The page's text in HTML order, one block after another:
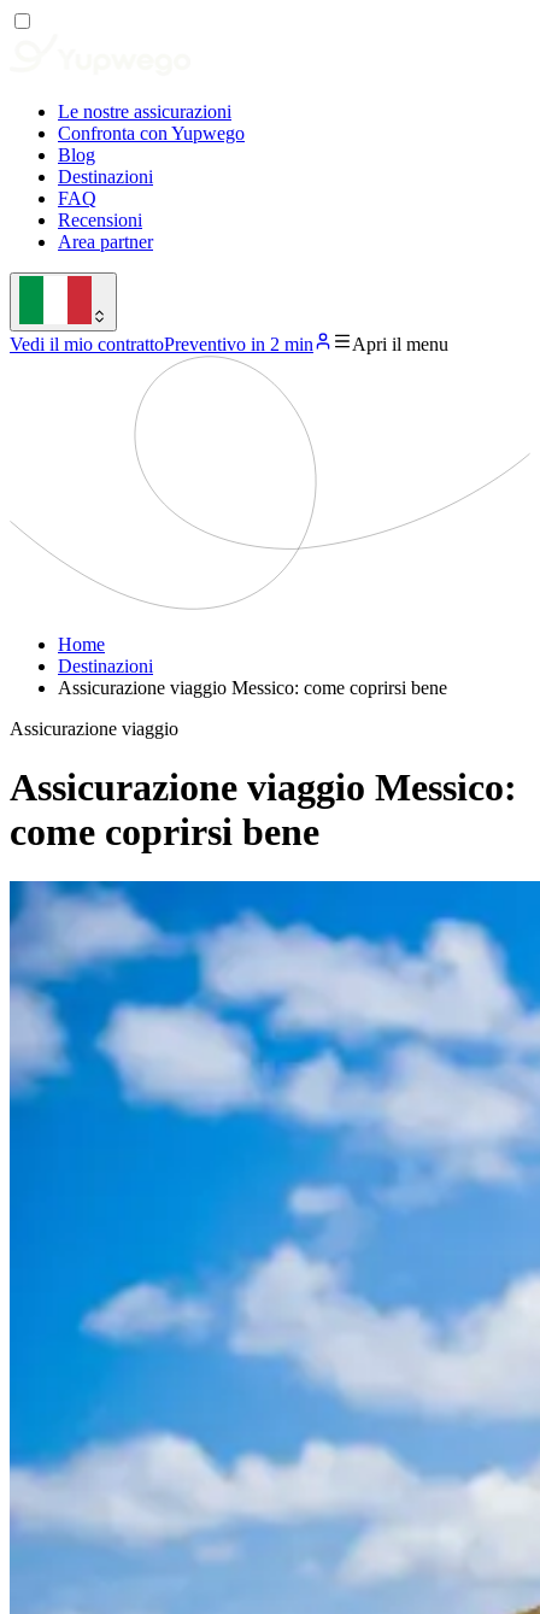
Le nostre assicurazioni
Confronta con Yupwego
Blog
Destinazioni
FAQ
Recensioni
Area partner
Vedi il mio contrattoPreventivo in 2 min Apri il menu
Home
Destinazioni
Assicurazione viaggio Messico: come coprirsi bene
Assicurazione viaggio
Assicurazione viaggio Messico:
come coprirsi bene